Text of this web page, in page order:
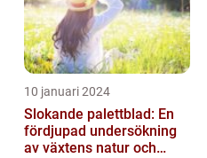
10 januari 2024
Slokande palettblad: En
fördjupad undersökning
av växtens natur och